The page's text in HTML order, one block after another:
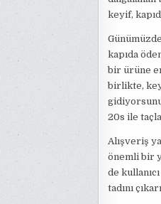
keyif,
kapıda
bir ürüne
birlikte,
20s ile
Alışveriş
önemli bir
de
tadını